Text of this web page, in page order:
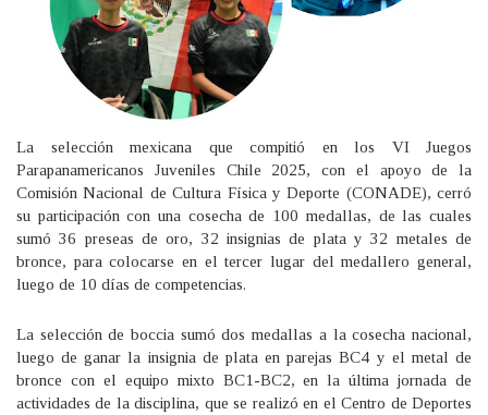
La selección mexicana que compitió en los VI Juegos
Parapanamericanos Juveniles Chile 2025, con el apoyo de la
Comisión Nacional de Cultura Física y Deporte (CONADE), cerró
su participación con una cosecha de 100 medallas, de las cuales
sumó 36 preseas de oro, 32 insignias de plata y 32 metales de
bronce, para colocarse en el tercer lugar del medallero general,
luego de 10 días de competencias.
La selección de boccia sumó dos medallas a la cosecha nacional,
luego de ganar la insignia de plata en parejas BC4 y el metal de
bronce con el equipo mixto BC1-BC2, en la última jornada de
actividades de la disciplina, que se realizó en el Centro de Deportes